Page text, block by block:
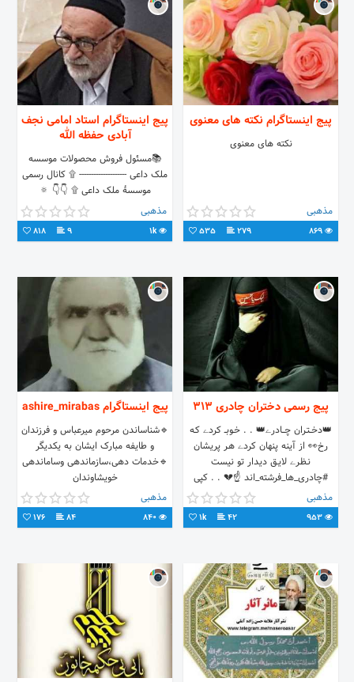
پیج اینستاگرام نکته های معنوی
نکته های معنوی
مذهبی
279
535
پیج اینستاگرام استاد امامی نجف
آبادی حفظه الله
📚مسئول فروش محصولات موسسه
ملک داعی -------------------- ۩ کانال رسمی
موسسۀ ملک داعی ۩ 👇👇 🔅
@malakedaei 📞شماره تماس:
09026786132
مذهبی
1k
9
818
پیج رسمی دختران چادری 313
👑دخــتـران چـــادرے👑 . . خـوبــ کردے کـه
رخ👀 از آینه پنهان کردے هـر پریشان
نـظـرے لایـق دیدار تو نیست
#چادری_ها_فرشته_اند ☝💔 . . کپی
باذکر صلوات
مذهبی
42
1k
پیج اینستاگرام ashire_mirabas
🔹️شناساندن مرحوم میرعباس و فرزندان
و طایفه مبارک ایشان به یکدیگر
🔹️خدمات دهی،سازماندهی وساماندهی
خویشاوندان
مذهبی
84
176